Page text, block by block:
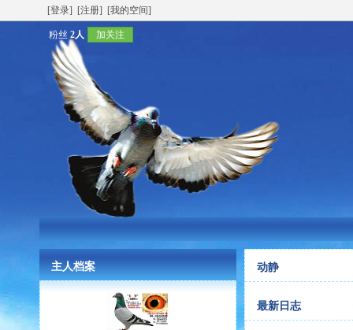
[登录] [注册] [我的空间]
粉丝 2人 加关注
主人档案 动静
最新日志